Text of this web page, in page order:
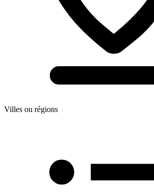
Villes ou régions